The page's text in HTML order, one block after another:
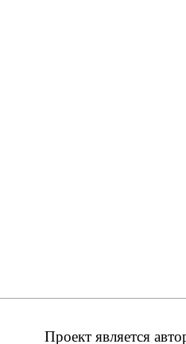
Проект является